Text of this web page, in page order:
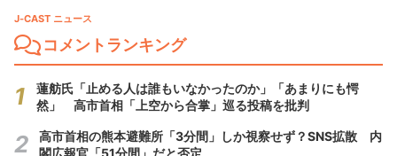
J-CAST ニュース
コメントランキング
蓮舫氏「止める人は誰もいなかったのか」「あまりにも愕
然」 高市首相「上空から合掌」巡る投稿を批判
高市首相の熊本避難所「3分間」しか視察せず？SNS拡散 内
閣広報官「51分間」だと否定